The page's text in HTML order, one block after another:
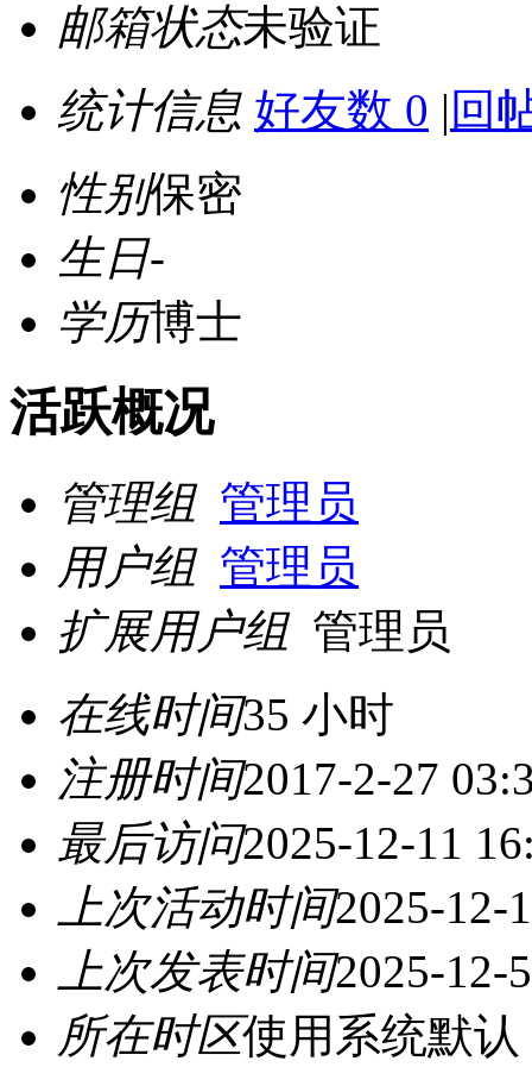
邮箱状态未验证
统计信息 好友数 0 | 回
性别保密
生日-
学历博士
活跃概况
管理组 管理员
用户组 管理员
扩展用户组 管理员
在线时间35 小时
注册时间2017-2-27
最后访问2025-12-11
上次活动时间2025-12-
上次发表时间2025-12-
所在时区使用系统默认